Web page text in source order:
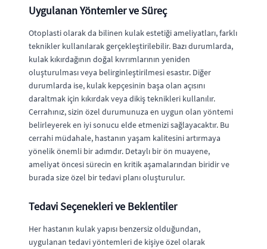
Uygulanan Yöntemler ve Süreç
Otoplasti olarak da bilinen kulak estetiği ameliyatları, farklı
teknikler kullanılarak gerçekleştirilebilir. Bazı durumlarda,
kulak kıkırdağının doğal kıvrımlarının yeniden
oluşturulması veya belirginleştirilmesi esastır. Diğer
durumlarda ise, kulak kepçesinin başa olan açısını
daraltmak için kıkırdak veya dikiş teknikleri kullanılır.
Cerrahınız, sizin özel durumunuza en uygun olan yöntemi
belirleyerek en iyi sonucu elde etmenizi sağlayacaktır. Bu
cerrahi müdahale, hastanın yaşam kalitesini artırmaya
yönelik önemli bir adımdır. Detaylı bir ön muayene,
ameliyat öncesi sürecin en kritik aşamalarından biridir ve
burada size özel bir tedavi planı oluşturulur.
Tedavi Seçenekleri ve Beklentiler
Her hastanın kulak yapısı benzersiz olduğundan,
uygulanan tedavi yöntemleri de kişiye özel olarak